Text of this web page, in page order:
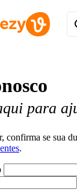
para
confirma se sua
.